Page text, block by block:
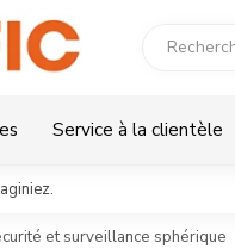
Service à la clientèle
et surveillance sphérique